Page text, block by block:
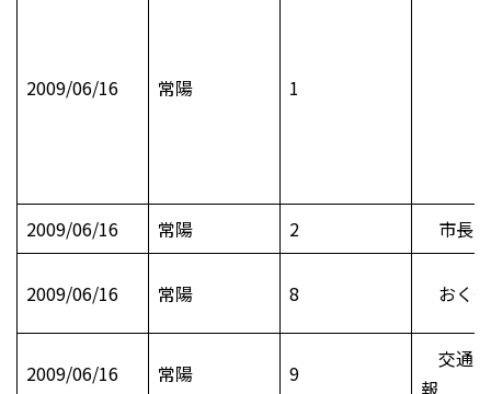
2009/06/16 常陽 1
2009/06/16 常陽 2 市長
2009/06/16 常陽 8 おく
2009/06/16 常陽 9
交通
報